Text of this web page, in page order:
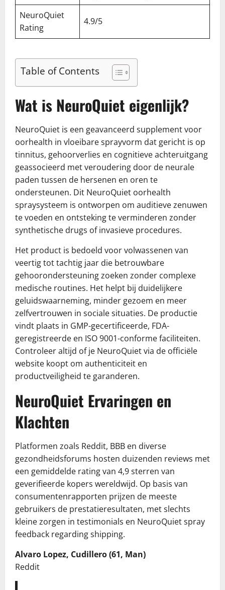
NeuroQuiet
Rating
4.9/5
Table of Contents
Wat is NeuroQuiet eigenlijk?
NeuroQuiet is een geavanceerd supplement voor
oorhealth in vloeibare sprayvorm dat gericht is op
tinnitus, gehoorverlies en cognitieve achteruitgang
geassocieerd met veroudering door de neurale
paden tussen de hersenen en oren te
ondersteunen. Dit NeuroQuiet oorhealth
spraysysteem is ontworpen om auditieve zenuwen
te voeden en ontsteking te verminderen zonder
synthetische drugs of invasieve procedures.
Het product is bedoeld voor volwassenen van
veertig tot tachtig jaar die betrouwbare
gehoorondersteuning zoeken zonder complexe
medische routines. Het helpt bij duidelijkere
geluidswaarneming, minder gezoem en meer
zelfvertrouwen in sociale situaties. De productie
vindt plaats in GMP-gecertificeerde, FDA-
geregistreerde en ISO 9001-conforme faciliteiten.
Controleer altijd of je NeuroQuiet via de officiële
website koopt om authenticiteit en
productveiligheid te garanderen.
NeuroQuiet Ervaringen en
Klachten
Platformen zoals Reddit, BBB en diverse
gezondheidsforums hosten duizenden reviews met
een gemiddelde rating van 4,9 sterren van
geverifieerde kopers wereldwijd. Op basis van
consumentenrapporten prijzen de meeste
gebruikers de prestatieresultaten, met slechts
kleine zorgen in testimonials en NeuroQuiet spray
feedback regarding shipping.
Alvaro Lopez, Cudillero (61, Man)
Reddit